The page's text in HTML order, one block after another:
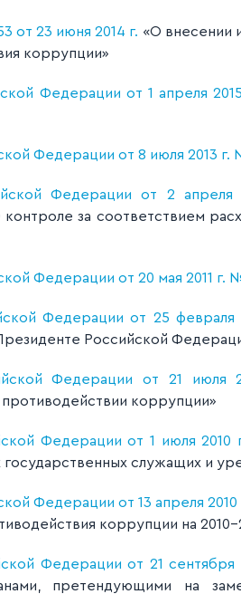
от 23 июня 2014 г. «О внесении
коррупции»
Федерации от 1 апреля
Федерации от 8 июля 2013 г.
Федерации от 2
за соответствием
Федерации от 20 мая 2011 г.
Федерации от 25
Российской
Федерации от 21
коррупции»
Федерации от 1 июля 2010
служащих и
Федерации от 13 апреля
коррупции на 2010-
Федерации от 21
претендующими на